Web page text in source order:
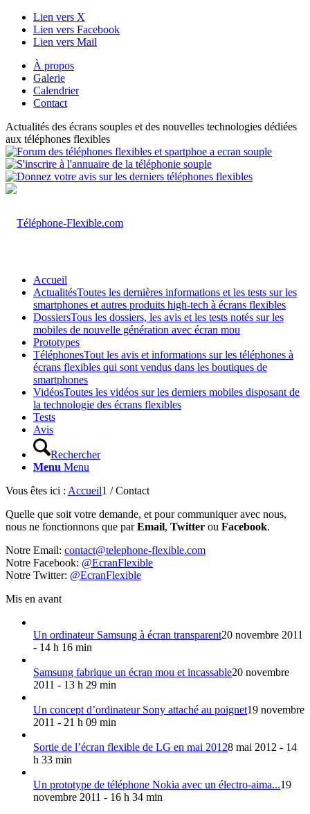
Lien vers X
Lien vers Facebook
Lien vers Mail
À propos
Galerie
Calendrier
Contact
Actualités des écrans souples et des nouvelles technologies dédiées
aux téléphones flexibles
Accueil
ActualitésToutes les dernières informations et les tests sur les
smartphones et autres produits high-tech à écrans flexibles
DossiersTous les dossiers, les avis et les tests notés sur les
mobiles de nouvelle génération avec écran mou
Prototypes
TéléphonesTout les avis et informations sur les téléphones à
écrans flexibles qui sont vendus dans les boutiques de
smartphones
VidéosToutes les vidéos sur les derniers mobiles disposant de
la technologie des écrans flexibles
Tests
Avis
Rechercher
Menu Menu
Vous êtes ici : Accueil1 / Contact
Quelle que soit votre demande, et pour communiquer avec nous,
nous ne fonctionnons que parEmail, Twitter ou Facebook.
Notre Email: contact@telephone-flexible.com
Notre Facebook: @EcranFlexible
Notre Twitter: @EcranFlexible
Mis en avant
Un ordinateur Samsung à écran transparent20 novembre 2011
- 14 h 16 min
Samsung fabrique un écran mou et incassable20 novembre
2011 - 13 h 29 min
Un concept d’ordinateur Sony attaché au poignet19 novembre
2011 - 21 h 09 min
Sortie de l’écran flexible de LG en mai 20128 mai 2012 - 14
h 33 min
Un prototype de téléphone Nokia avec un électro-aima...19
novembre 2011 - 16 h 34 min